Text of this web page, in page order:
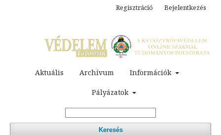
Aktuális Archívum Információk
Pályázatok
Keresés
Regisztráció Bejelentkezés